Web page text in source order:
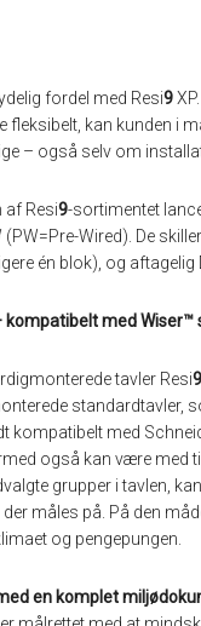
fordel med Resi9
kan kunden i
– også selv om
af Resi9-sortimentet
(PW=Pre-Wired). De
én blok), og aftagelig
med Wiser™
tavler Resi9
standardtavler,
kompatibelt med
også kan være med
grupper i tavlen,
måles på. På den
og pengepungen.
en komplet